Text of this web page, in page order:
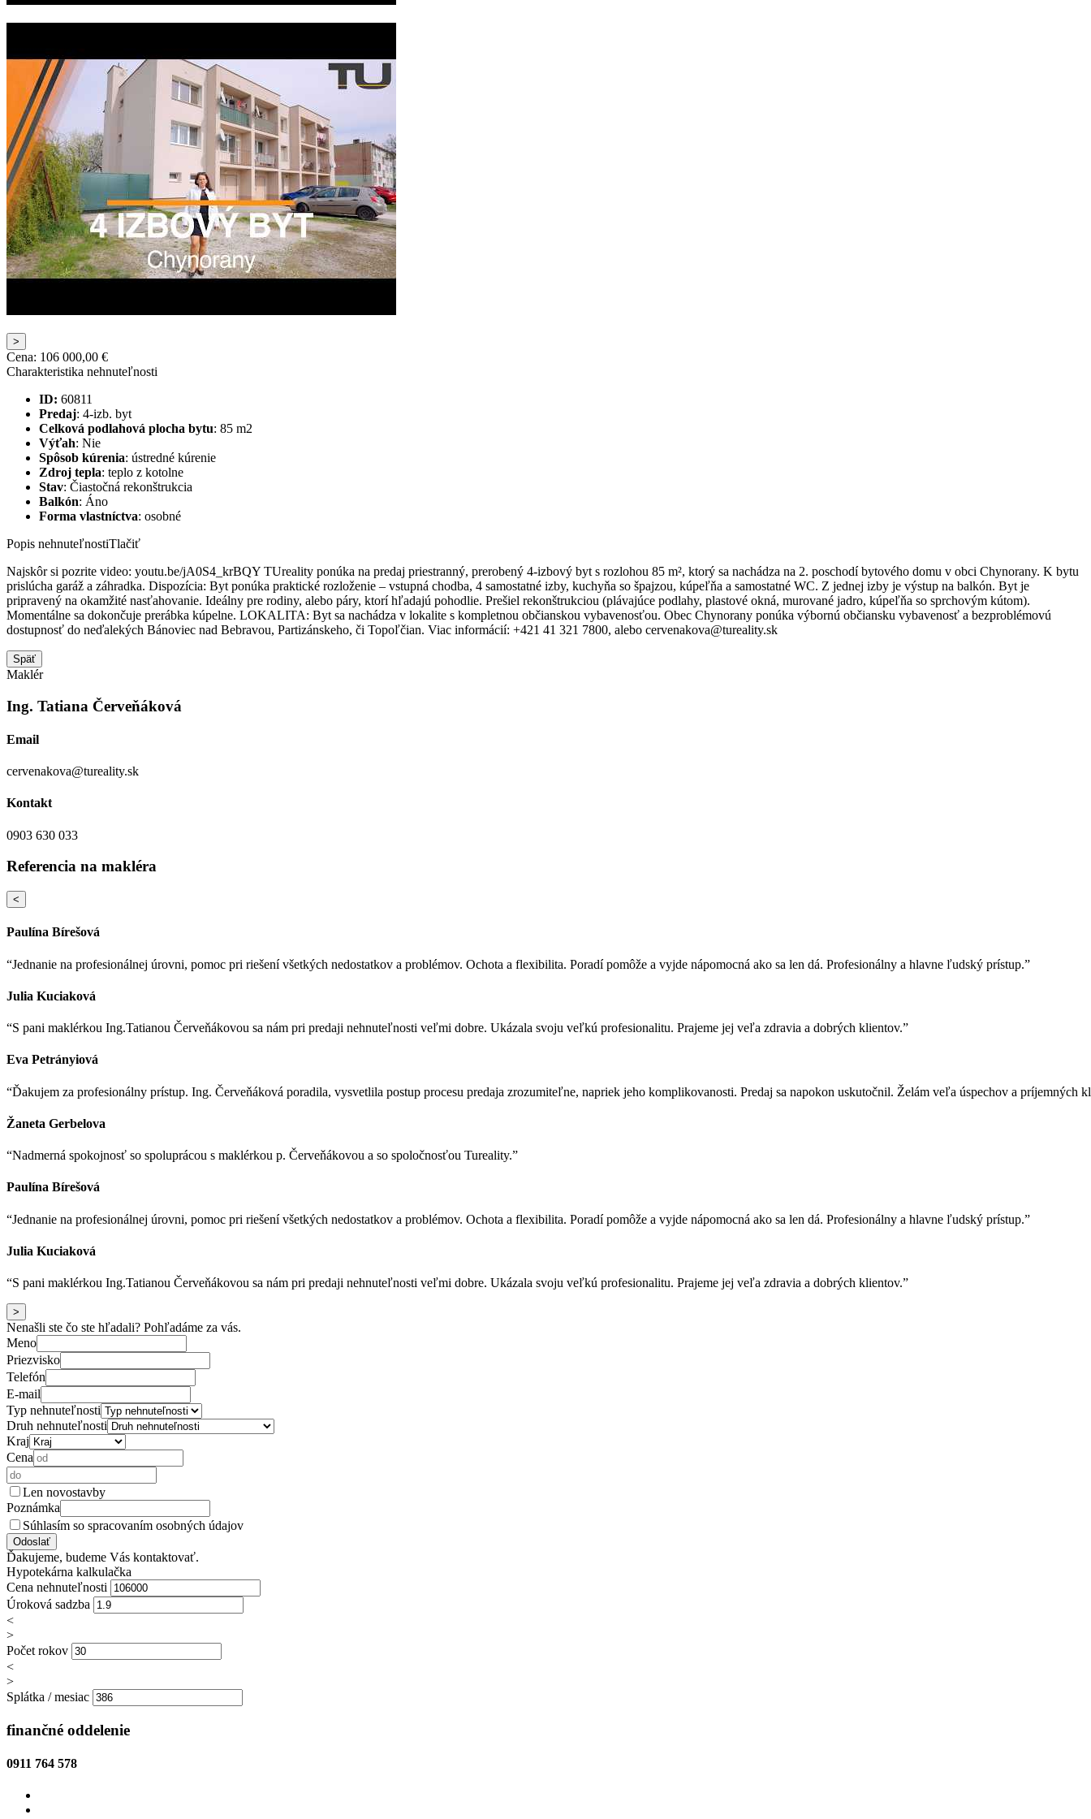
>
Cena: 106 000,00 €
Charakteristika nehnuteľnosti
ID: 60811
Predaj: 4-izb. byt
Celková podlahová plocha bytu: 85 m2
Výťah: Nie
Spôsob kúrenia: ústredné kúrenie
Zdroj tepla: teplo z kotolne
Stav: Čiastočná rekonštrukcia
Balkón: Áno
Forma vlastníctva: osobné
Popis nehnuteľnostiTlačiť
Najskôr si pozrite video: youtu.be/jA0S4_krBQY TUreality ponúka na predaj priestranný, prerobený 4-izbový byt s rozlohou 85 m², ktorý sa nachádza na 2. poschodí bytového domu v obci Chynorany. K bytu
prislúcha garáž a záhradka. Dispozícia: Byt ponúka praktické rozloženie – vstupná chodba, 4 samostatné izby, kuchyňa so špajzou, kúpeľňa a samostatné WC. Z jednej izby je výstup na balkón. Byt je
pripravený na okamžité nasťahovanie. Ideálny pre rodiny, alebo páry, ktorí hľadajú pohodlie. Prešiel rekonštrukciou (plávajúce podlahy, plastové okná, murované jadro, kúpeľňa so sprchovým kútom).
Momentálne sa dokončuje prerábka kúpelne. LOKALITA: Byt sa nachádza v lokalite s kompletnou občianskou vybavenosťou. Obec Chynorany ponúka výbornú občiansku vybavenosť a bezproblémovú
dostupnosť do neďalekých Bánoviec nad Bebravou, Partizánskeho, či Topoľčian. Viac informácií: +421 41 321 7800, alebo cervenakova@tureality.sk
Späť
Maklér
Ing. Tatiana Červeňáková
Email
cervenakova@tureality.sk
Kontakt
0903 630 033
Referencia na makléra
<
Paulína Bírešová
“Jednanie na profesionálnej úrovni, pomoc pri riešení všetkých nedostatkov a problémov. Ochota a flexibilita. Poradí pomôže a vyjde nápomocná ako sa len dá. Profesionálny a hlavne ľudský prístup.”
Julia Kuciaková
“S pani maklérkou Ing.Tatianou Červeňákovou sa nám pri predaji nehnuteľnosti veľmi dobre. Ukázala svoju veľkú profesionalitu. Prajeme jej veľa zdravia a dobrých klientov.”
Eva Petrányiová
“Ďakujem za profesionálny prístup. Ing. Červeňáková poradila, vysvetlila postup procesu predaja zrozumiteľne, napriek jeho komplikovanosti. Predaj sa napokon uskutočnil. Želám veľa úspechov a príjemných
Žaneta Gerbelova
“Nadmerná spokojnosť so spoluprácou s maklérkou p. Červeňákovou a so spoločnosťou Tureality.”
Paulína Bírešová
“Jednanie na profesionálnej úrovni, pomoc pri riešení všetkých nedostatkov a problémov. Ochota a flexibilita. Poradí pomôže a vyjde nápomocná ako sa len dá. Profesionálny a hlavne ľudský prístup.”
Julia Kuciaková
“S pani maklérkou Ing.Tatianou Červeňákovou sa nám pri predaji nehnuteľnosti veľmi dobre. Ukázala svoju veľkú profesionalitu. Prajeme jej veľa zdravia a dobrých klientov.”
>
Nenašli ste čo ste hľadali? Pohľadáme za vás.
Meno
Priezvisko
Telefón
E-mail
Typ nehnuteľnosti
Druh nehnuteľnosti
Kraj
Cena
Len novostavby
Poznámka
Súhlasím so spracovaním osobných údajov
Ďakujeme, budeme Vás kontaktovať.
Hypotekárna kalkulačka
Cena nehnuteľnosti
Úroková sadzba
<
>
Počet rokov
<
>
Splátka / mesiac
finančné oddelenie
0911 764 578